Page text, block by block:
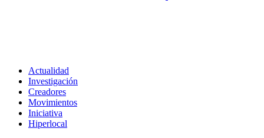
Actualidad
Investigación
Creadores
Movimientos
Iniciativa
Hiperlocal